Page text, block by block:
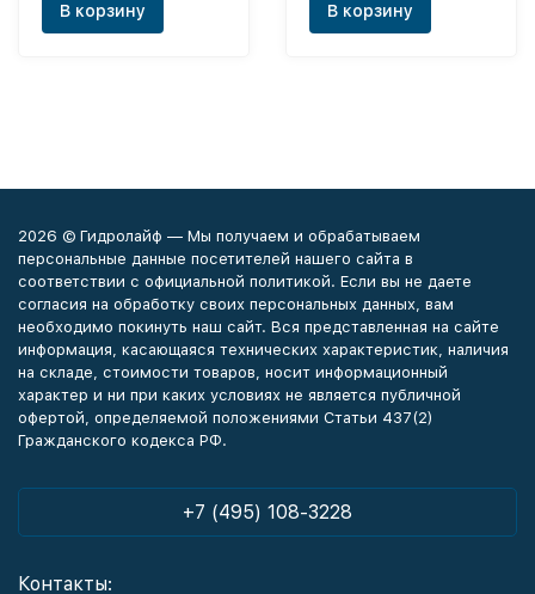
В корзину В корзину
2026 © Гидролайф — Мы получаем и обрабатываем
персональные данные посетителей нашего сайта в
соответствии с официальной политикой. Если вы не даете
согласия на обработку своих персональных данных, вам
необходимо покинуть наш сайт. Вся представленная на сайте
информация, касающаяся технических характеристик, наличия
на складе, стоимости товаров, носит информационный
характер и ни при каких условиях не является публичной
офертой, определяемой положениями Статьи 437(2)
Гражданского кодекса РФ.
+7 (495) 108-3228
Контакты: